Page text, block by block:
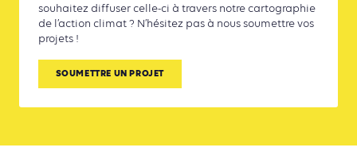
souhaitez diffuser celle-ci à travers notre cartographie
de l’action climat ? N’hésitez pas à nous soumettre vos
projets !
SOUMETTRE UN PROJET